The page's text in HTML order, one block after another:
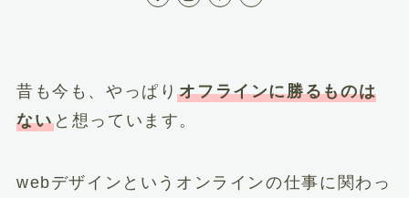
昔も今も、やっぱりオフラインに勝るものは
ない と想っています。
webデザインというオンラインの仕事に関わっ